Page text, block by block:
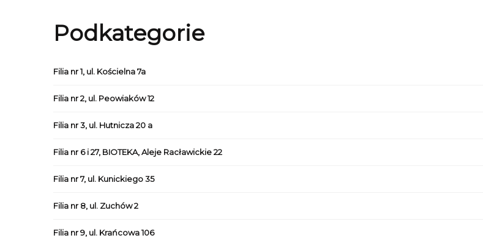
Podkategorie
Filia nr 1, ul. Kościelna 7a
Filia nr 2, ul. Peowiaków 12
Filia nr 3, ul. Hutnicza 20 a
Filia nr 6 i 27, BIOTEKA, Aleje Racławickie 22
Filia nr 7, ul. Kunickiego 35
Filia nr 8, ul. Zuchów 2
Filia nr 9, ul. Krańcowa 106